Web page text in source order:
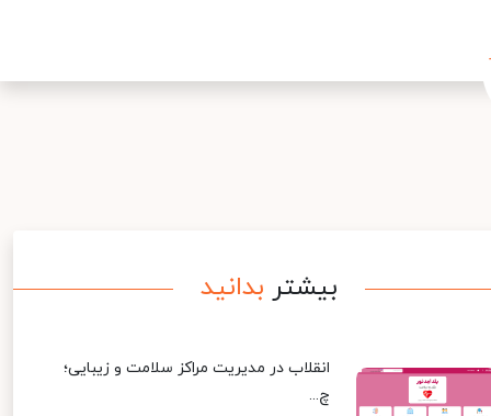
بیشتر بدانید
انقلاب در مدیریت مراکز سلامت و زیبایی؛
چ...